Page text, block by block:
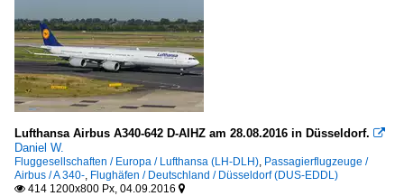
Lufthansa Airbus A340-642 D-AIHZ am 28.08.2016 in Düsseldorf. 
Daniel W.
Fluggesellschaften / Europa / Lufthansa (LH-DLH), Passagierflugzeuge /
Airbus / A 340-, Flughäfen / Deutschland / Düsseldorf (DUS-EDDL)
 414 1200x800 Px, 04.09.2016 